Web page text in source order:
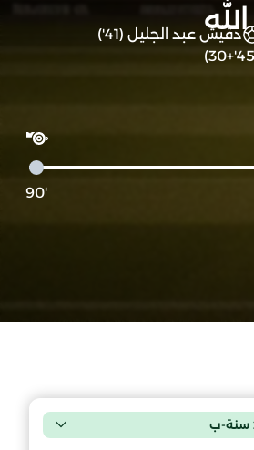
الله
دقيش عبد الجليل (41')
'90